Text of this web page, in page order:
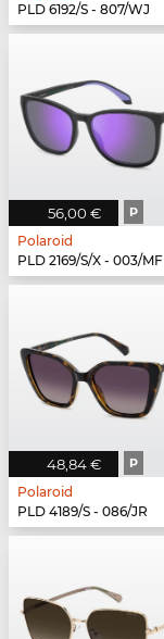
PLD 6192/S - 807/WJ
56,00 € P
Polaroid
PLD 2169/S/X - 003/MF
48,84 € P
Polaroid
PLD 4189/S - 086/JR